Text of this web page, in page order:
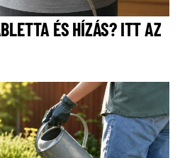
ÉS HÍZÁS? ITT AZ